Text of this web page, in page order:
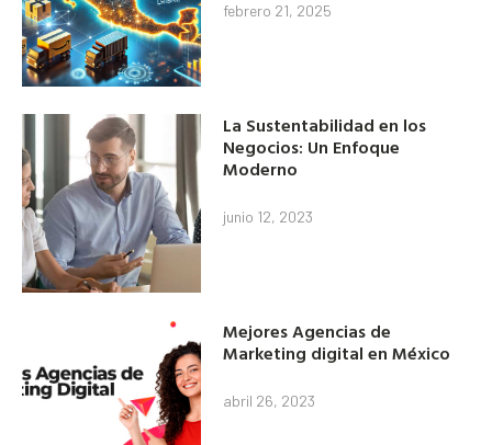
febrero 21, 2025
La Sustentabilidad en los
Negocios: Un Enfoque
Moderno
junio 12, 2023
Mejores Agencias de
Marketing digital en México
abril 26, 2023